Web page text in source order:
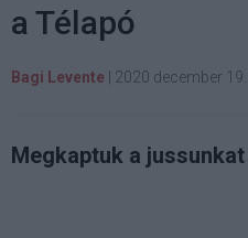
a Télapó
Bagi Levente 2020 december
Megkaptuk a